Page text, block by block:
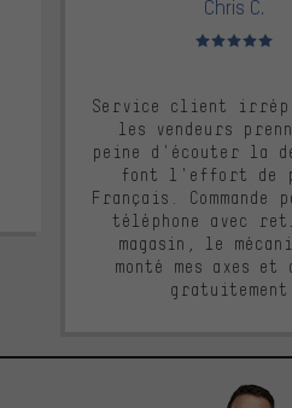
Chris C.
Note moyenne :
Service client
les vendeurs
peine d'écouter la
font l'effort de
Français. Commande
téléphone avec
magasin, le
monté mes axes et